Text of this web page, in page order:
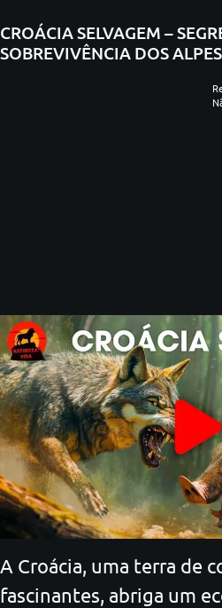
CROÁCIA SELVAGEM –
SOBREVIVÊNCIA DOS
A Croácia, uma terra de
fascinantes, abriga um